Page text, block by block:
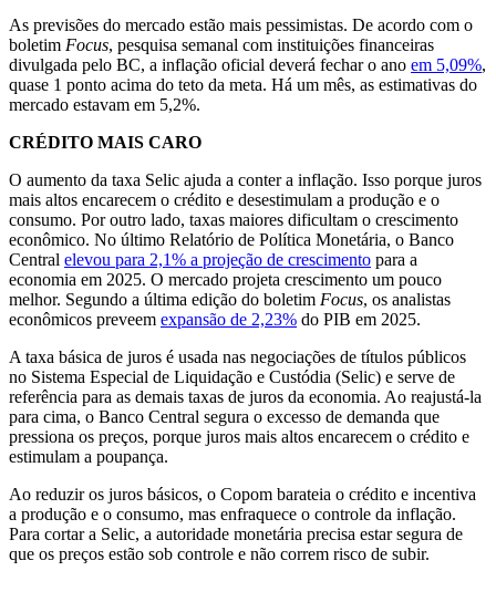
As previsões do mercado estão mais pessimistas. De acordo com o
boletim Focus, pesquisa semanal com instituições financeiras
divulgada pelo BC, a inflação oficial deverá fechar o ano em 5,09%,
quase 1 ponto acima do teto da meta. Há um mês, as estimativas do
mercado estavam em 5,2%.
CRÉDITO MAIS CARO
O aumento da taxa Selic ajuda a conter a inflação. Isso porque juros
mais altos encarecem o crédito e desestimulam a produção e o
consumo. Por outro lado, taxas maiores dificultam o crescimento
econômico. No último Relatório de Política Monetária, o Banco
Central elevou para 2,1% a projeção de crescimento para a
economia em 2025. O mercado projeta crescimento um pouco
melhor. Segundo a última edição do boletim Focus, os analistas
econômicos preveem expansão de 2,23% do PIB em 2025.
A taxa básica de juros é usada nas negociações de títulos públicos
no Sistema Especial de Liquidação e Custódia (Selic) e serve de
referência para as demais taxas de juros da economia. Ao reajustá-la
para cima, o Banco Central segura o excesso de demanda que
pressiona os preços, porque juros mais altos encarecem o crédito e
estimulam a poupança.
Ao reduzir os juros básicos, o Copom barateia o crédito e incentiva
a produção e o consumo, mas enfraquece o controle da inflação.
Para cortar a Selic, a autoridade monetária precisa estar segura de
que os preços estão sob controle e não correm risco de subir.